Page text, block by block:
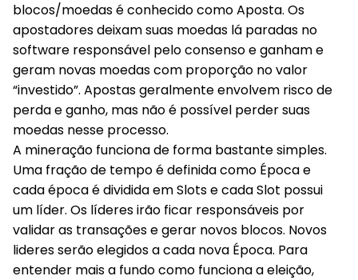
blocos/moedas é conhecido como Aposta. Os
apostadores deixam suas moedas lá paradas no
software responsável pelo consenso e ganham e
geram novas moedas com proporção no valor
“investido”. Apostas geralmente envolvem risco de
perda e ganho, mas não é possível perder suas
moedas nesse processo.
A mineração funciona de forma bastante simples.
Uma fração de tempo é definida como Época e
cada época é dividida em Slots e cada Slot possui
um líder. Os líderes irão ficar responsáveis por
validar as transações e gerar novos blocos. Novos
lideres serão elegidos a cada nova Época. Para
entender mais a fundo como funciona a eleição,